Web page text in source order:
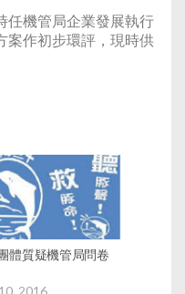
任機管局企業發展執行
案作初步環評，現時供
體質疑機管局問卷